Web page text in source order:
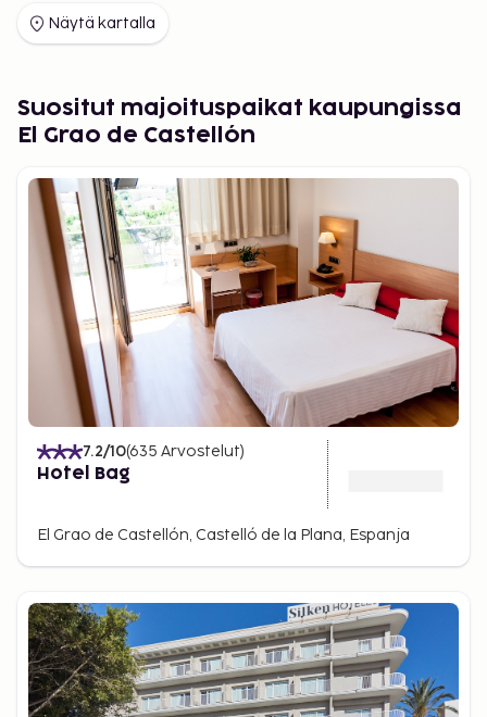
Näytä kartalla
Suositut majoituspaikat kaupungissa
El Grao de Castellón
7.2/10(635 Arvostelut)
Hotel Bag
El Grao de Castellón, Castelló de la Plana, Espanja